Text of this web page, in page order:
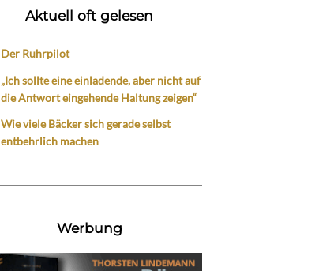
Aktuell oft gelesen
Der Ruhrpilot
„Ich sollte eine einladende, aber nicht auf
die Antwort eingehende Haltung zeigen“
Wie viele Bäcker sich gerade selbst
entbehrlich machen
Werbung